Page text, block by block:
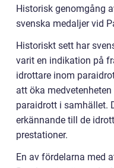
Historisk genomgång
svenska medaljer vid
Historiskt sett har
varit en indikation på
idrottare inom
att öka
paraidrott i samhället.
erkännande till de
prestationer.
En av fördelarna med